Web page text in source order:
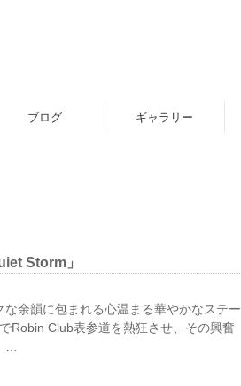
ブログ ギャラリー
Storm」
余韻に包まれる心温まる華やかなステー
Robin Club表参道を熱狂させ、その興奮
…